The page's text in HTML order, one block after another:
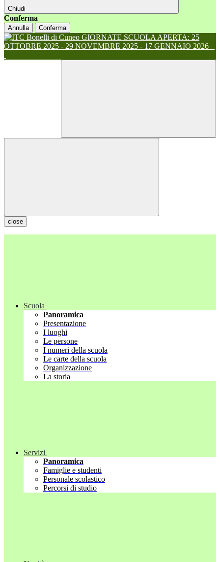
Chiudi
Conferma
Annulla Conferma
GIORNATE SCUOLA APERTA: 25
OTTOBRE 2025 - 29 NOVEMBRE 2025 - 17 GENNAIO 2026
close
Scuola
Panoramica
Presentazione
I luoghi
Le persone
I numeri della scuola
Le carte della scuola
Organizzazione
La storia
Servizi
Panoramica
Famiglie e studenti
Personale scolastico
Percorsi di studio